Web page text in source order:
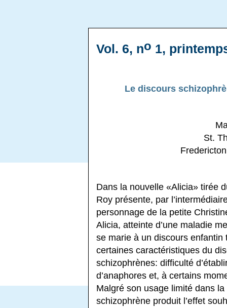
Vol. 6, no 1,
Le discours
St.
Dans la nouvelle «Alicia» tirée
Roy présente, par
personnage de la petite
Alicia, atteinte d’une maladie
se marie à un discours
certaines caractéristiques du
schizophrènes: difficulté
d’anaphores et, à certains
Malgré son usage limité dans
schizophrène produit l’effet